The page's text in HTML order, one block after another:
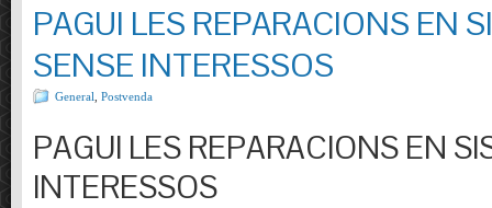
PAGUI LES REPARACIONS EN
SENSE INTERESSOS
General Postvenda
PAGUI LES REPARACIONS EN
INTERESSOS